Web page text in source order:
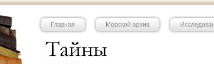
Главная Морской архив